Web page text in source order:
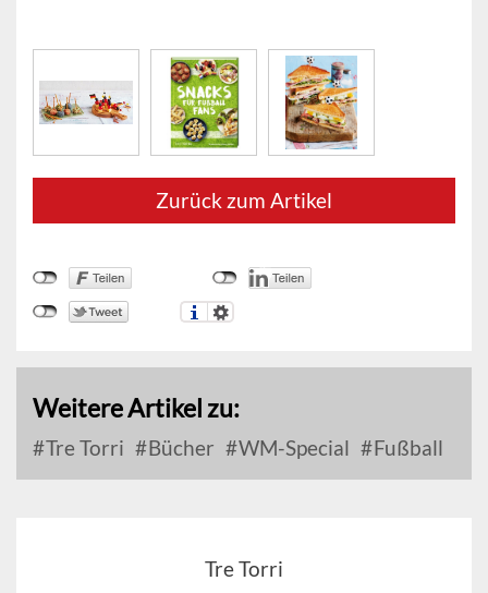
Zurück zum Artikel
Weitere Artikel zu:
Tre Torri Bücher WM-Special Fußball
Tre Torri